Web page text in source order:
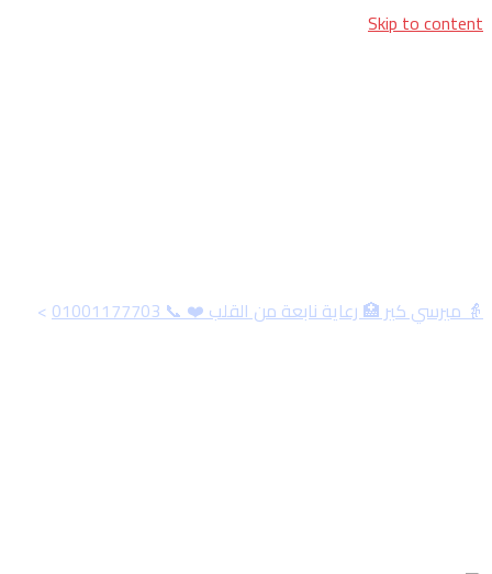
Skip to content
👵 ميرسي كير 🏥 رعاية نابعة من القلب ❤️ 📞 01001177703
>